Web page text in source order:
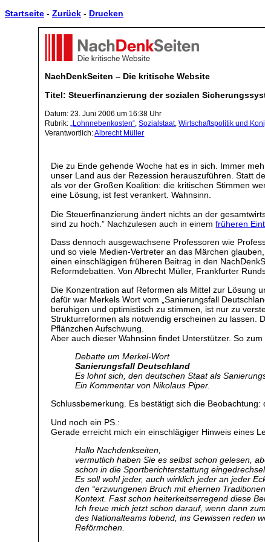
Startseite - Zurück - Drucken
NachDenkSeiten – Die kritische Website
Titel: Steuerfinanzierung der sozialen
Datum: 23. Juni 2006 um 16:38 Uhr
Rubrik:„Lohnnebenkosten“,Sozialstaat,Wirtschaftspolitik und
Verantwortlich:Albrecht Müller
Die zu Ende gehende Woche hat es in sich. Immer
unser Land aus der Rezession herauszuführen. Statt
als vor der Großen Koalition: die kritischen Stimmen
eine Lösung, ist fest verankert. Wahnsinn.
Die Steuerfinanzierung ändert nichts an der
sind zu hoch.” Nachzulesen auch in einemfrüheren
Dass dennoch ausgewachsene Professoren wie
und so viele Medien-Vertreter an das Märchen
einen einschlägigen früheren Beitrag in den
Reformdebatten. Von Albrecht Müller, Frankfurter
Die Konzentration auf Reformen als Mittel zur Lösung
dafür war Merkels Wort vom „Sanierungsfall
beruhigen und optimistisch zu stimmen, ist nur zu
Strukturreformen als notwendig erscheinen zu lassen.
Pflänzchen Aufschwung.
Aber auch dieser Wahnsinn findet Unterstützer. So
Debatte um Merkel-Wort
Sanierungsfall Deutschland
Es lohnt sich, den deutschen Staat als
Ein Kommentar von Nikolaus Piper.
Schlussbemerkung. Es bestätigt sich die
Und noch ein PS.:
Gerade erreicht mich ein einschlägiger Hinweis eines
Hallo Nachdenkseiten,
vermutlich haben Sie es selbst schon gelesen,
schon in die Sportberichterstattung
Es soll wohl jeder, auch wirklich jeder an jeder
den “erzwungenen Bruch mit ehernen
Kontext. Fast schon heiterkeitserregend diese
Ich freue mich jetzt schon darauf, wenn dann
des Nationalteams lobend, ins Gewissen reden
Reförmchen.